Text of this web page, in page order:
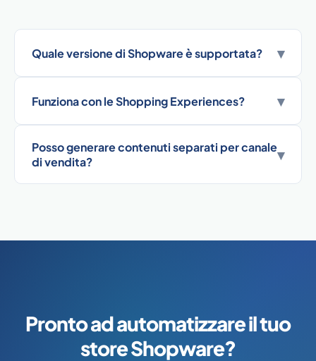
Quale versione di Shopware è supportata? ▾
Funziona con le Shopping Experiences? ▾
Posso generare contenuti separati per canale
di vendita?
▾
Pronto ad automatizzare il tuo
store Shopware?